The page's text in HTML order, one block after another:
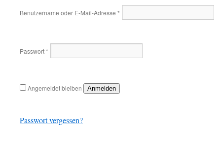
Benutzername oder E-Mail-Adresse *
Passwort*
Angemeldet bleiben Anmelden
Passwort vergessen?